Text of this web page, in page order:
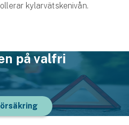
kylarvätskenivån.
på valfri